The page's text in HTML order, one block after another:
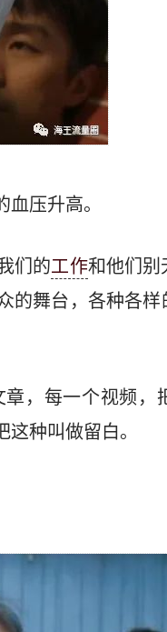
压升高。
们的工作和他们别
的舞台，各种各
，每一个视频，
种叫做留白。